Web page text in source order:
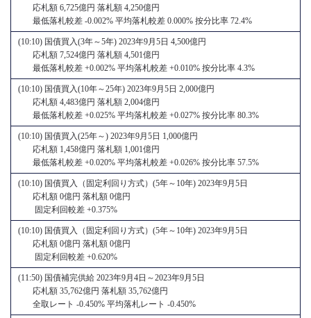
応札額 6,725億円 落札額 4,250億円
最低落札較差 -0.002% 平均落札較差 0.000% 按分比率 72.4%
(10:10) 国債買入(3年～5年) 2023年9月5日 4,500億円
応札額 7,524億円 落札額 4,501億円
最低落札較差 +0.002% 平均落札較差 +0.010% 按分比率 4.3%
(10:10) 国債買入(10年～25年) 2023年9月5日 2,000億円
応札額 4,483億円 落札額 2,004億円
最低落札較差 +0.025% 平均落札較差 +0.027% 按分比率 80.3%
(10:10) 国債買入(25年～) 2023年9月5日 1,000億円
応札額 1,458億円 落札額 1,001億円
最低落札較差 +0.020% 平均落札較差 +0.026% 按分比率 57.5%
(10:10) 国債買入（固定利回り方式）(5年～10年) 2023年9月5日
応札額 0億円 落札額 0億円
固定利回較差 +0.375%
(10:10) 国債買入（固定利回り方式）(5年～10年) 2023年9月5日
応札額 0億円 落札額 0億円
固定利回較差 +0.620%
(11:50) 国債補完供給 2023年9月4日～2023年9月5日
応札額 35,762億円 落札額 35,762億円
全取レート -0.450% 平均落札レート -0.450%